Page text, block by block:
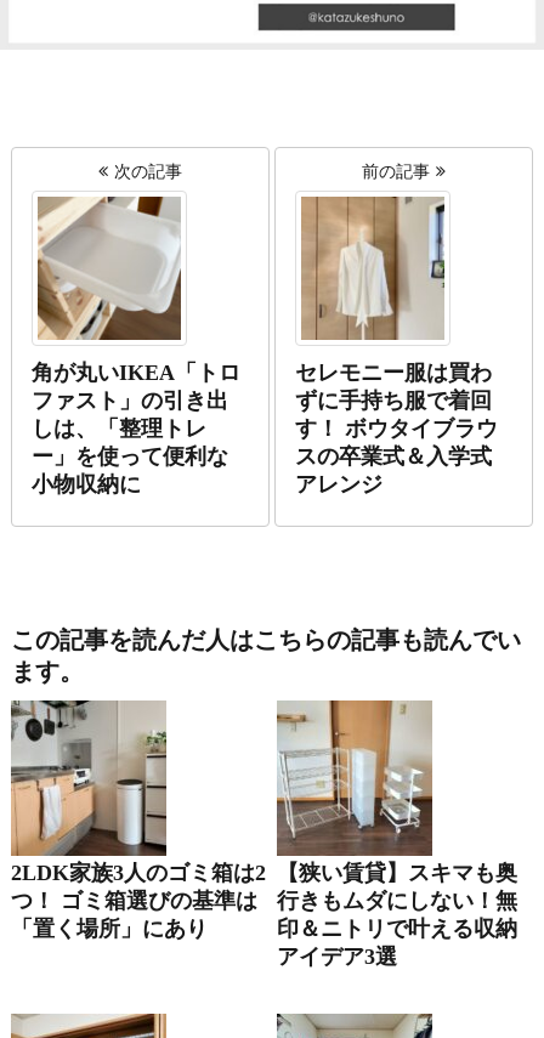
次の記事
角が丸いIKEA「トロ
ファスト」の引き出
しは、「整理トレ
ー」を使って便利な
小物収納に
前の記事
セレモニー服は買わ
ずに手持ち服で着回
す！ ボウタイブラウ
スの卒業式＆入学式
アレンジ
この記事を読んだ人はこちらの記事も読んでい
ます。
2LDK家族3人のゴミ箱は2
つ！ ゴミ箱選びの基準は
「置く場所」にあり
【狭い賃貸】スキマも奥
行きもムダにしない！無
印＆ニトリで叶える収納
アイデア3選